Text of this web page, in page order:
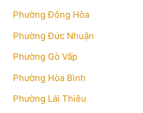
Phường Đông Hòa
Phường Đức Nhuận
Phường Gò Vấp
Phường Hòa Bình
Phường Lái Thiêu